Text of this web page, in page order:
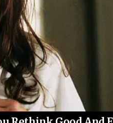
extensos em áreas
após os abalos, a
de milhares a
e da eficiência das
intensa atividade